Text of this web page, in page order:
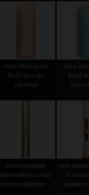
cero mensa cm
8x24 laccato
col.rosa
cero
8x24
cero pasquale
bassorilievo cristo
risorto stilizzato ...
cero
e
agnello